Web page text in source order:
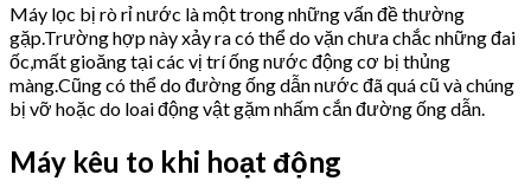
Máy lọc bị rò rỉ nước là một trong những vấn đề thường
gặp.Trường hợp này xảy ra có thể do vặn chưa chắc những đai
ốc,mất gioăng tại các vị trí ống nước động cơ bị thủng
màng.Cũng có thể do đường ống dẫn nước đã quá cũ và chúng
bị vỡ hoặc do loai động vật gặm nhấm cắn đường ống dẫn.
Máy kêu to khi hoạt động